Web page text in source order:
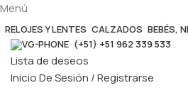
Menú
RELOJES Y LENTES CALZADOS BEBÉS,
(+51) +51 962 339 533
Lista de deseos
Inicio De Sesión / Registrarse